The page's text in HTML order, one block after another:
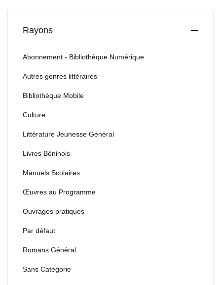
Rayons
Abonnement - Bibliothèque Numérique
Autres genres littéraires
Bibliothèque Mobile
Culture
Littérature Jeunesse Général
Livres Béninois
Manuels Scolaires
Œuvres au Programme
Ouvrages pratiques
Par défaut
Romans Général
Sans Catégorie